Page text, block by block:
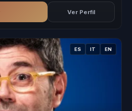
Ver Perfil
ES IT EN